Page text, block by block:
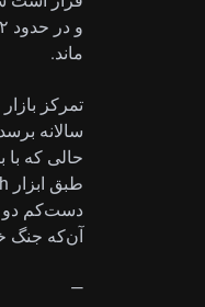
ماند.
حالی که
دست‌کم دو
آن‌که جنگ
—